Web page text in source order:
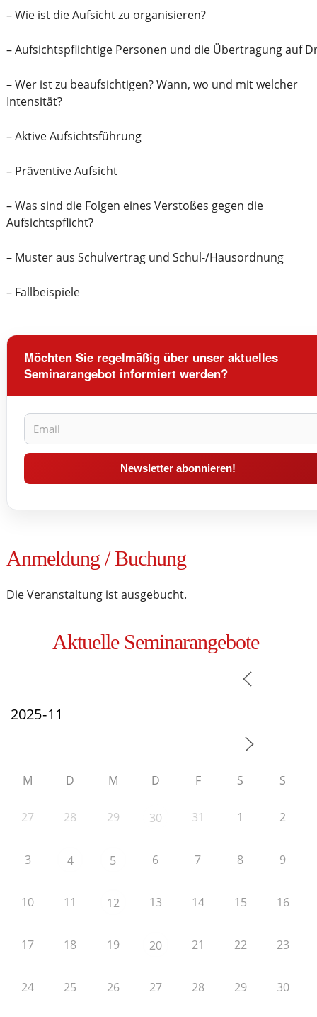
– Wie ist die Aufsicht zu organisieren?
– Aufsichtspflichtige Personen und die Übertragung auf
– Wer ist zu beaufsichtigen? Wann, wo und mit welcher
Intensität?
– Aktive Aufsichtsführung
– Präventive Aufsicht
– Was sind die Folgen eines Verstoßes gegen die
Aufsichtspflicht?
– Muster aus Schulvertrag und Schul-/Hausordnung
– Fallbeispiele
Möchten Sie regelmäßig über unser aktuelles
Seminarangebot informiert werden?
Anmeldung / Buchung
Die Veranstaltung ist ausgebucht.
Aktuelle Seminarangebote
M D M D F S S
27 28 29 30 31 1 2
3 4 5 6 7 8 9
10 11 12 13 14 15 16
17 18 19 20 21 22 23
24 25 26 27 28 29 30